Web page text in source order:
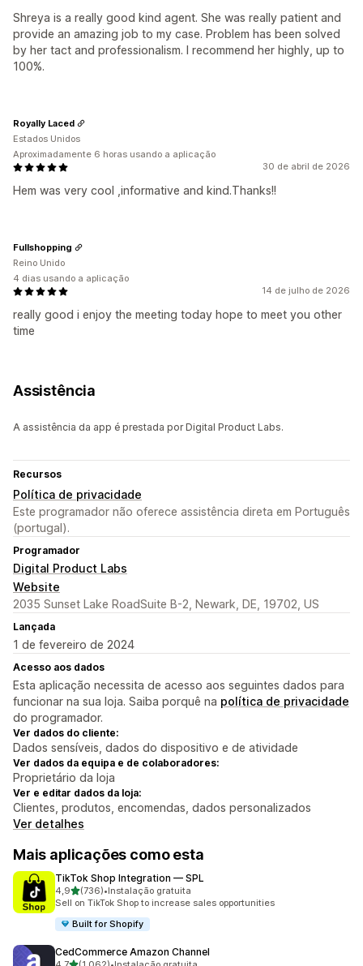
Shreya is a really good kind agent. She was really patient and
provide an amazing job to my case. Problem has been solved
by her tact and professionalism. I recommend her highly, up to
100%.
30 de abril de 2026
Hem was very cool ,informative and kind.Thanks!!
Royally Laced
Estados Unidos
Aproximadamente 6 horas usando a aplicação
14 de julho de 2026
really good i enjoy the meeting today hope to meet you other
time
Fullshopping
Reino Unido
4 dias usando a aplicação
Assistência
A assistência da app é prestada por Digital Product Labs.
Recursos
Política de privacidade
Este programador não oferece assistência direta em Português
(portugal).
Programador
Digital Product Labs
Website
2035 Sunset Lake RoadSuite B-2, Newark, DE, 19702, US
Lançada
1 de fevereiro de 2024
Acesso aos dados
Esta aplicação necessita de acesso aos seguintes dados para
funcionar na sua loja. Saiba porquê na política de privacidade
do programador.
Ver dados do cliente:
Dados sensíveis, dados do dispositivo e de atividade
Ver dados da equipa e de colaboradores:
Proprietário da loja
Ver e editar dados da loja:
Clientes, produtos, encomendas, dados personalizados
Ver detalhes
Mais aplicações como esta
TikTok Shop Integration — SPL
4,9de 5 estrelas
(736)
736 total de avaliações
•Instalação gratuita
Sell on TikTok Shop to increase sales opportunities
Built for Shopify
CedCommerce Amazon Channel